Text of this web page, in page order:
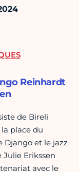
Reinhardt
de Bireli
place du
Django et le jazz
Erikssen
avec le